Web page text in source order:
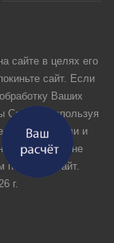
сайте в целях его
сайт. Если
Ваших
Сайта и используя
что прочитали и
Если вы не
покинуть Сайт.
г.